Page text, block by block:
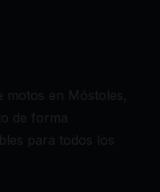
motos en Móstoles,
de forma
para todos los